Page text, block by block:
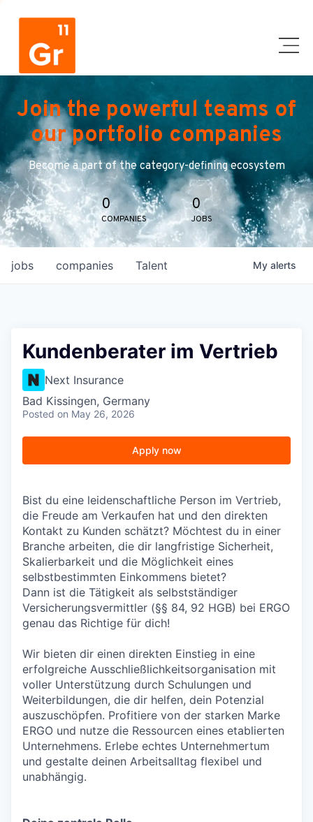
Join the powerful teams of
our portfolio companies
Become a part of the category-defining ecosystem
0
COMPANIES
0
JOBS
jobs companies Talent My alerts
Kundenberater im Vertrieb
Next Insurance
Bad Kissingen, Germany
Posted on May 26, 2026
Apply now
Bist du eine leidenschaftliche Person im Vertrieb,
die Freude am Verkaufen hat und den direkten
Kontakt zu Kunden schätzt? Möchtest du in einer
Branche arbeiten, die dir langfristige Sicherheit,
Skalierbarkeit und die Möglichkeit eines
selbstbestimmten Einkommens bietet?
Dann ist die Tätigkeit als selbstständiger
Versicherungsvermittler (§§ 84, 92 HGB) bei ERGO
genau das Richtige für dich!
Wir bieten dir einen direkten Einstieg in eine
erfolgreiche Ausschließlichkeitsorganisation mit
voller Unterstützung durch Schulungen und
Weiterbildungen, die dir helfen, dein Potenzial
auszuschöpfen. Profitiere von der starken Marke
ERGO und nutze die Ressourcen eines etablierten
Unternehmens. Erlebe echtes Unternehmertum
und gestalte deinen Arbeitsalltag flexibel und
unabhängig.